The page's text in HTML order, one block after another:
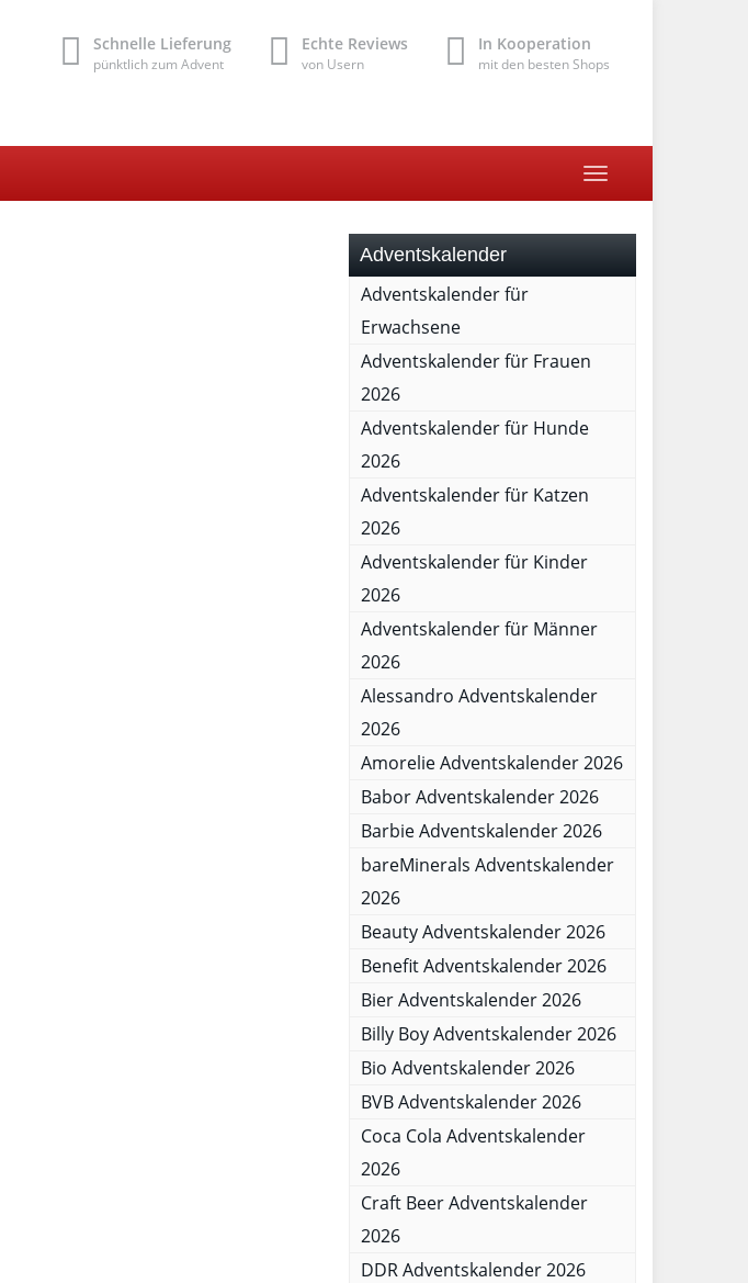
Schnelle Lieferung
pünktlich zum Advent
Echte Reviews
von Usern
In Kooperation
mit den besten Shops
Toggle
navigation
Adventskalender
Adventskalender für
Erwachsene
Adventskalender für Frauen
2026
Adventskalender für Hunde
2026
Adventskalender für Katzen
2026
Adventskalender für Kinder
2026
Adventskalender für Männer
2026
Alessandro Adventskalender
2026
Amorelie Adventskalender 2026
Babor Adventskalender 2026
Barbie Adventskalender 2026
bareMinerals Adventskalender
2026
Beauty Adventskalender 2026
Benefit Adventskalender 2026
Bier Adventskalender 2026
Billy Boy Adventskalender 2026
Bio Adventskalender 2026
BVB Adventskalender 2026
Coca Cola Adventskalender
2026
Craft Beer Adventskalender
2026
DDR Adventskalender 2026